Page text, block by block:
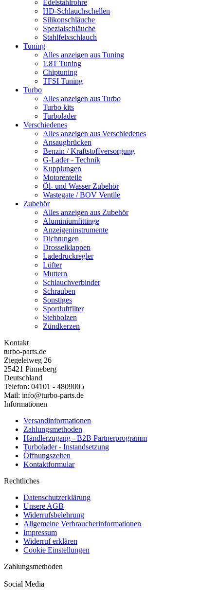
Edelstahlrohre
HD-Schlauchschellen
Silikonschläuche
Spezialschläuche
Stahlfelxschlauch
Tuning
Alles anzeigen aus Tuning
1.8T Tuning
Chiptuning
TFSI Tuning
Turbo
Alles anzeigen aus Turbo
Turbo kits
Turbolader
Verschiedenes
Alles anzeigen aus Verschiedenes
Ansaugbrücken
Benzin / Kraftstoffversorgung
G-Lader - Technik
Kupplungen
Motorenteile
Öl- und Wasser Zubehör
Wastegate / BOV Ventile
Zubehör
Alles anzeigen aus Zubehör
Aluminiumfittinge
Anzeigeninstrumente
Dichtungen
Drosselklappen
Ladedruckregler
Lüfter
Muttern
Schlauchverbinder
Schrauben
Sonstiges
Sportluftfilter
Stehbolzen
Zündkerzen
Kontakt
turbo-parts.de
Ziegeleiweg 26
25421 Pinneberg
Deutschland
Telefon: 04101 - 4809005
Mail: info@turbo-parts.de
Informationen
Versandinformationen
Zahlungsmethoden
Händlerzugang - B2B Partnerprogramm
Turbolader - Instandsetzung
Öffnungszeiten
Kontaktformular
Rechtliches
Datenschutzerklärung
Unsere AGB
Widerrufsbelehrung
Allgemeine Verbraucherinformationen
Impressum
Widerruf erklären
Cookie Einstellungen
Zahlungsmethoden
Social Media